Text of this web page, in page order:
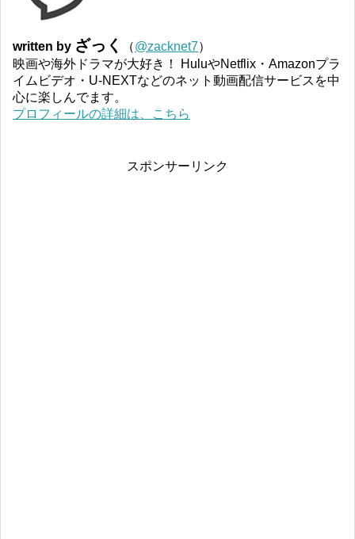
written by ざっく （@zacknet7）
映画や海外ドラマが大好き！ HuluやNetflix・Amazonプラ
イムビデオ・U-NEXTなどのネット動画配信サービスを中
心に楽しんでます。
プロフィールの詳細は、こちら
スポンサーリンク